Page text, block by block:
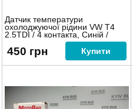
Датчик температури
охолоджуючої рідини VW T4
2.5TDI / 4 контакта, Синій /
450 грн Купити